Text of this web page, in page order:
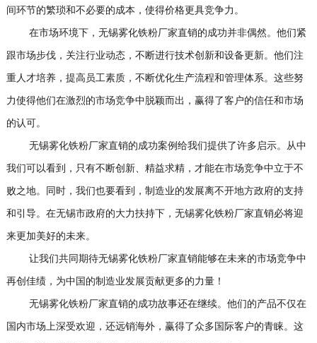
间环节的繁琐和不必要的成本，使得价格更具竞争力。
在市场环境下，无锡雾化铁粉厂家直销的成功并非偶然。他们紧
跟市场步伐，关注行业动态，不断进行技术创新和设备更新。他们注
重人才培养，提高员工素质，不断优化生产流程和管理体系。这些努
力使得他们在激烈的市场竞争中脱颖而出，赢得了客户的信任和市场
的认可。
无锡雾化铁粉厂家直销的成功案例给我们提供了许多启示。从中
我们可以看到，只有不断创新、精益求精，才能在市场竞争中立于不
败之地。同时，我们也要看到，制造业的发展离不开地方政府的支持
和引导。在无锡市政府的大力扶持下，无锡雾化铁粉厂家直销必将迎
来更加美好的未来。
让我们共同期待无锡雾化铁粉厂家直销能够在未来的市场竞争中
再创佳绩，为中国的制造业发展贡献更多的力量！
无锡雾化铁粉厂家直销的成功故事还在继续。他们的产品不仅在
国内市场上深受欢迎，还远销海外，赢得了众多国际客户的青睐。这